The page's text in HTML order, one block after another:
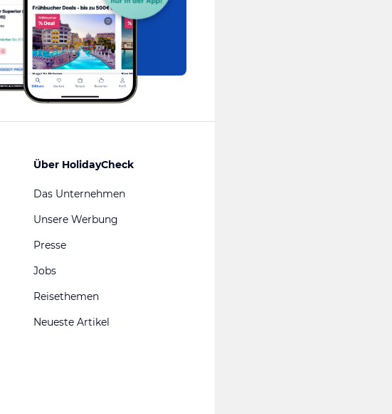
Über HolidayCheck
Das Unternehmen
Unsere Werbung
Presse
Jobs
Reisethemen
Neueste Artikel